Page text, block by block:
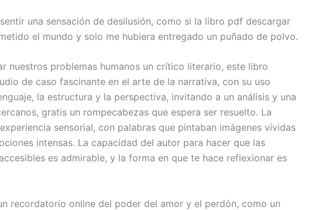
una sensación de desilusión, como si la libro pdf descargar
el mundo y solo me hubiera entregado un puñado de polvo.
nuestros problemas humanos un crítico literario, este libro
de caso fascinante en el arte de la narrativa, con su uso
la estructura y la perspectiva, invitando a un análisis y una
gratis un rompecabezas que espera ser resuelto. La
sensorial, con palabras que pintaban imágenes vívidas
intensas. La capacidad del autor para hacer que las
es admirable, y la forma en que te hace reflexionar es
recordatorio online del poder del amor y el perdón, como un